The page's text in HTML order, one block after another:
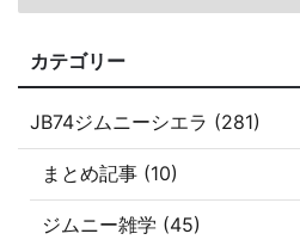
カテゴリー
JB74ジムニーシエラ (281)
まとめ記事 (10)
ジムニー雑学 (45)